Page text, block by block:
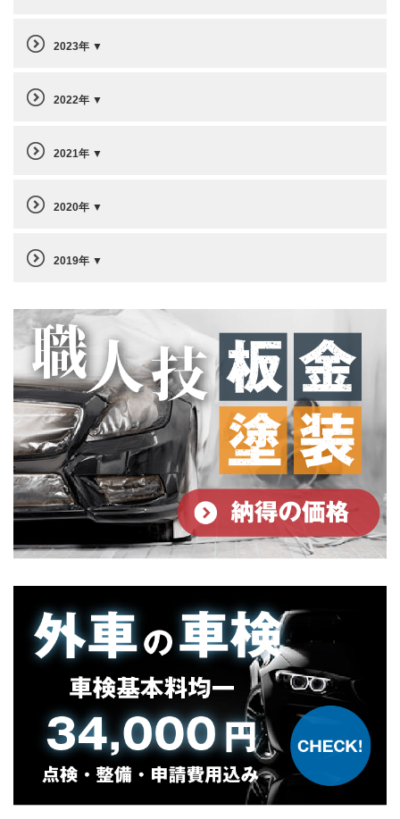
2023年
2022年
2021年
2020年
2019年